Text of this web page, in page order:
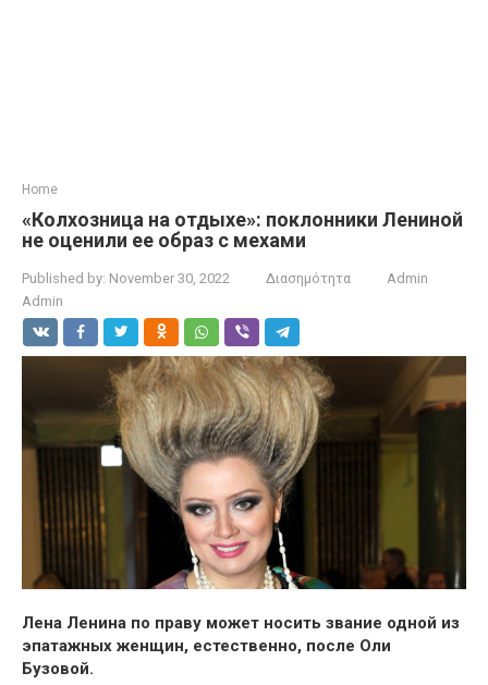
Home
«Колхозница на отдыхе»: поклонники Лениной
не оценили ее образ с мехами
Published by: November 30, 2022 Διασημότητα
Admin
Admin
Лена Ленина по праву может носить звание одной из
эпатажных женщин, естественно, после Оли
Бузовой.